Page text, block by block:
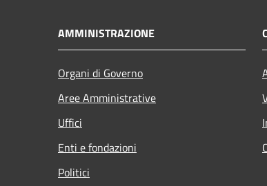
AMMINISTRAZIONE
Organi di Governo
Aree Amministrative
Uffici
Enti e fondazioni
Politici